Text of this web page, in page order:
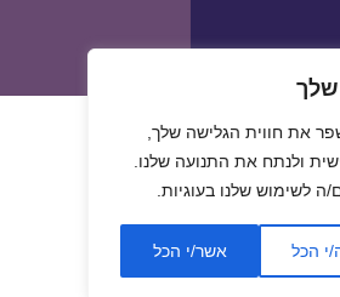
שלך
את חווית הגלישה שלך,
ולנתח את התנועה שלנו.
לשימוש שלנו בעוגיות.
י הכל אשר/י הכל